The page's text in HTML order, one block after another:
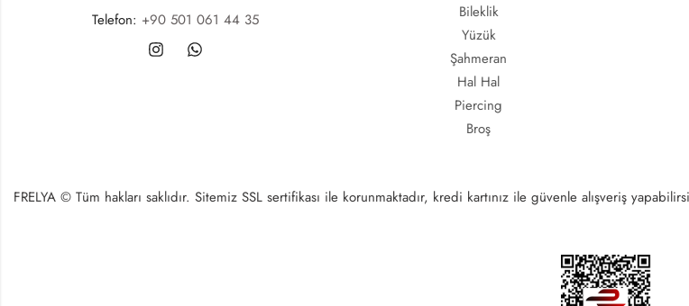
Telefon: +90 501 061 44 35
Bileklik
Yüzük
Şahmeran
Hal Hal
Piercing
Broş
FRELYA © Tüm hakları saklıdır. Sitemiz SSL sertifikası ile korunmaktadır, kredi kartınız ile güvenle alışveriş